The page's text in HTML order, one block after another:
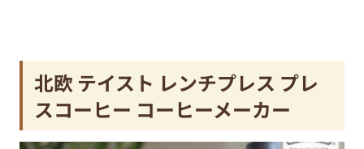
北欧 テイスト レンチプレス プレ
スコーヒー コーヒーメーカー